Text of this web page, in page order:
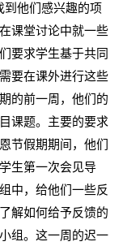
他们感兴趣的项
课堂讨论中就一些
要求学生基于共同
要在课外进行这些
的前一周，他们的
课题。主要的要求
节假期期间，他们
生第一次会见导
中，给他们一些反
解如何给予反馈的
组。这一周的迟一